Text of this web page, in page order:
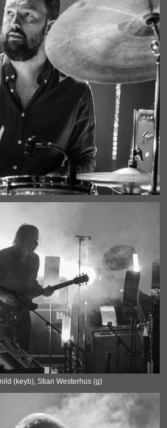
(keyb), Stian Westerhus (g)